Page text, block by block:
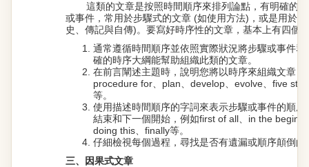
這類的文章是按照時間順序來排列論點，有明確的
或事件，常用於步驟式的文章 (如使用方法)，或是用於
史、傳記與自傳)。要寫好時序性的文章，基本上有四個
通常遵循時間順序並依照實際狀況將步驟或事件
確的時序大綱能幫助組織此類的文章。
在前言闡述主題時，說明您將以時序來組織文章
procedure for、plan、develop、evolve、five
等。
使用描述時間順序的字詞來表示步驟或事件的順
結束和下一個開始，例如first of all、in the
doing this、finally等。
仔細檢視每個過程，尋找是否有遺漏或順序顛倒的
三、因果式文章